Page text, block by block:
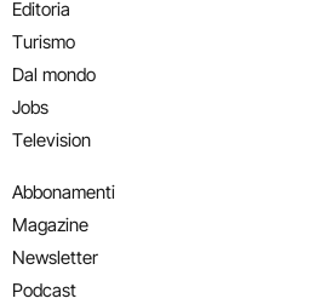
Editoria
Turismo
Dal mondo
Jobs
Television
Abbonamenti
Magazine
Newsletter
Podcast